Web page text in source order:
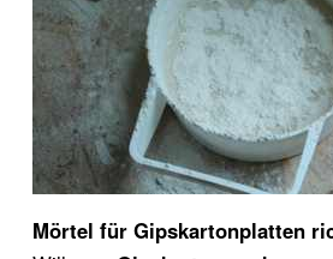
Mörtel für Gipskartonplatten